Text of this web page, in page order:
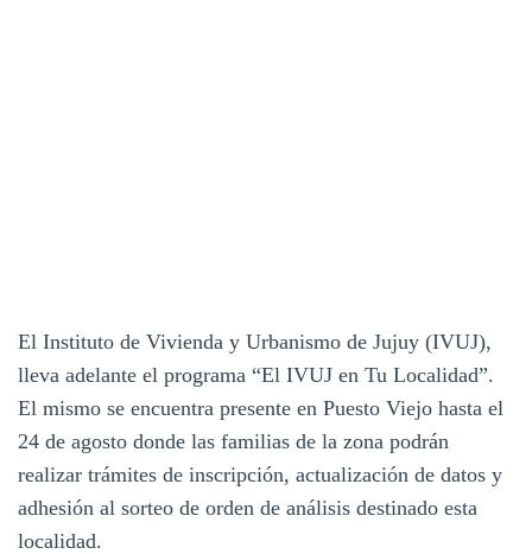
El Instituto de Vivienda y Urbanismo de Jujuy (IVUJ),
lleva adelante el programa “El IVUJ en Tu Localidad”.
El mismo se encuentra presente en Puesto Viejo hasta el
24 de agosto donde las familias de la zona podrán
realizar trámites de inscripción, actualización de datos y
adhesión al sorteo de orden de análisis destinado esta
localidad.